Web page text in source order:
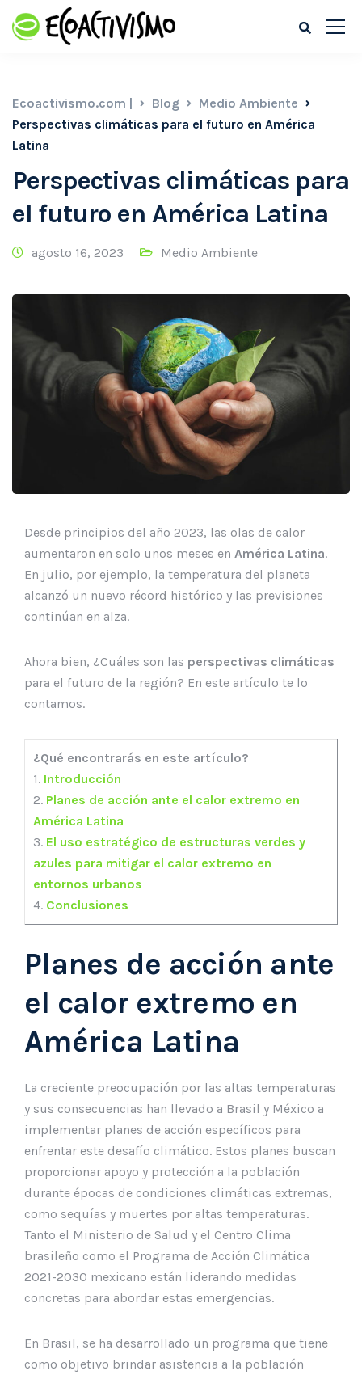
Ecoactivismo.com | Blog
Medio Ambiente
Perspectivas climáticas para el futuro en América
Latina
Perspectivas climáticas para
el futuro en América Latina
agosto 16, 2023 Medio Ambiente
Desde principios del año 2023, las olas de calor
aumentaron en solo unos meses en América Latina.
En julio, por ejemplo, la temperatura del planeta
alcanzó un nuevo récord histórico y las previsiones
continúan en alza.
Ahora bien, ¿Cuáles son las perspectivas climáticas
para el futuro de la región? En este artículo te lo
contamos.
¿Qué encontrarás en este artículo?
1. Introducción
2. Planes de acción ante el calor extremo en
América Latina
3. El uso estratégico de estructuras verdes y
azules para mitigar el calor extremo en
entornos urbanos
4. Conclusiones
Planes de acción ante
el calor extremo en
América Latina
La creciente preocupación por las altas temperaturas
y sus consecuencias han llevado a Brasil y México a
implementar planes de acción específicos para
enfrentar este desafío climático. Estos planes buscan
proporcionar apoyo y protección a la población
durante épocas de condiciones climáticas extremas,
como sequías y muertes por altas temperaturas.
Tanto el Ministerio de Salud y el Centro Clima
brasileño como el Programa de Acción Climática
2021-2030 mexicano están liderando medidas
concretas para abordar estas emergencias.
En Brasil, se ha desarrollado un programa que tiene
como objetivo brindar asistencia a la población